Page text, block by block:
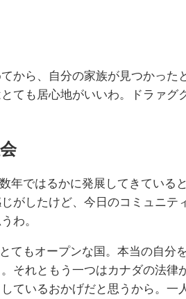
から、自分の家族が見つかった
ても居心地がいいわ。ドラァ
年ではるかに発展してきている
がしたけど、今日のコミュニ
わ。
てもオープンな国。本当の自分
それともう一つはカナダの法
ているおかげだと思うから。一